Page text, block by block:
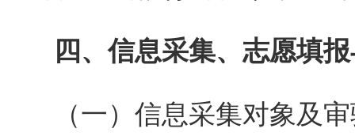
四、信息采集、志愿填报
（一）信息采集对象及审